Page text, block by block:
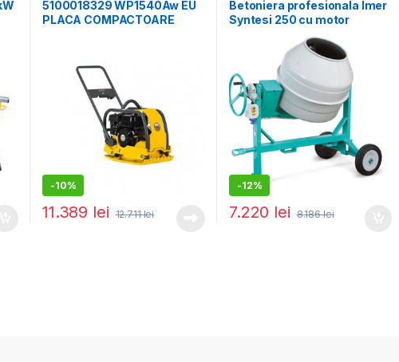
5100018329 WP1540Aw EU
PLACA COMPACTOARE
PORNIRE LA SFOARĂ CU
REZERVOR DE APA
-10%
11.389 lei 12.711lei
Betoniera profesionala Imer
Syntesi 250 cu motor
-12%
7.220 lei 8.186lei